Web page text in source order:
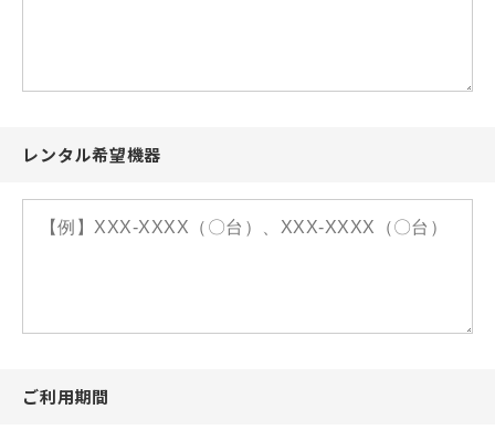
レンタル希望機器
ご利用期間